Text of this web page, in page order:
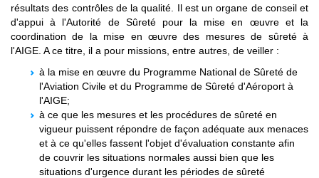
résultats des contrôles de la qualité. Il est un organe de conseil et
d'appui à l'Autorité de Sûreté pour la mise en œuvre et la
coordination de la mise en œuvre des mesures de sûreté à
l'AIGE. A ce titre, il a pour missions, entre autres, de veiller :
à la mise en œuvre du Programme National de Sûreté de
l'Aviation Civile et du Programme de Sûreté d'Aéroport à
l'AIGE;
à ce que les mesures et les procédures de sûreté en
vigueur puissent répondre de façon adéquate aux menaces
et à ce qu'elles fassent l'objet d'évaluation constante afin
de couvrir les situations normales aussi bien que les
situations d'urgence durant les périodes de sûreté